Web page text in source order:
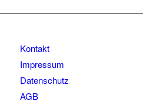
Kontakt
Impressum
Datenschutz
AGB